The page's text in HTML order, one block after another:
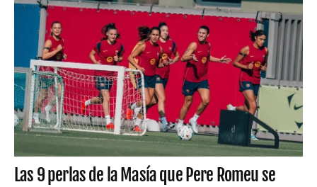
Las 9 perlas de la Masía que Pere Romeu se